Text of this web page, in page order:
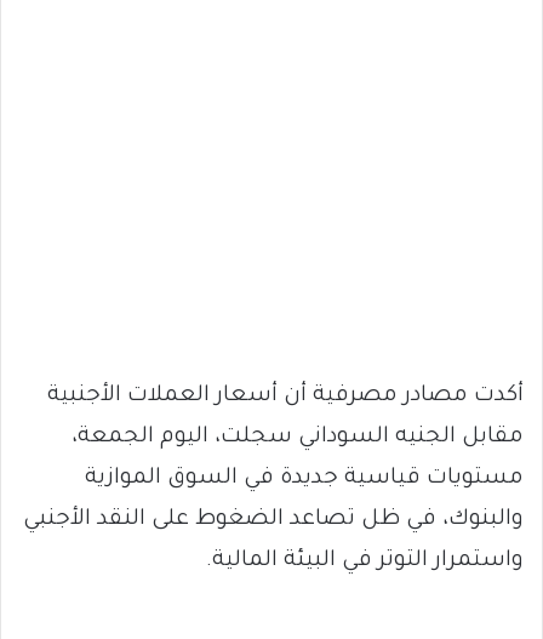
أكدت مصادر مصرفية أن أسعار العملات الأجنبية
مقابل الجنيه السوداني سجلت، اليوم الجمعة،
مستويات قياسية جديدة في السوق الموازية
والبنوك، في ظل تصاعد الضغوط على النقد الأجنبي
واستمرار التوتر في البيئة المالية.